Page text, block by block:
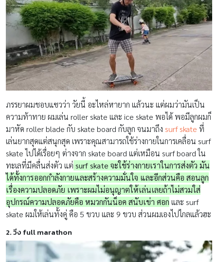
ภรรยาผมชอบแซวว่า วัยนี้ อะไหล่หายาก แล้วนะ แต่ผมว่ามันเป็น
ความท้าทาย ผมเล่น roller skate และ ice skate พอได้ พอมีลูกผมก็
มาหัด roller blade กับ skate board กับลูก จนมาถึง surf skate ที่
เล่นยากสุดแต่สนุกสุด เพราะคุณสามารถใช้ร่างกายในการเคลื่อน surf
skate ไปได้เรื่อยๆ ต่างจาก skate board แต่เหมือน surf board ใน
ทะเลที่มีคลื่นส่งตัว แต่ surf skate จะใช้ร่างกายเราในการส่งตัว มัน
ได้ทั้งการออกกำลังกายและสร้างความมั่นใจ และอีกส่วนคือ สอนลูก
เรื่องความปลอดภัย เพราะผมไม่อนุญาตให้เล่นเลยถ้าไม่สวมใส่
อุปกรณ์ความปลอดภัยคือ หมวกกันน็อค สนับเข่า ศอก และ surf
skate ผมให้เล่นทั้งคู่ คือ 5 ขวบ และ 9 ขวบ ส่วนผมเองไปไกลแล้วฮะ
2. วิ่ง full marathon